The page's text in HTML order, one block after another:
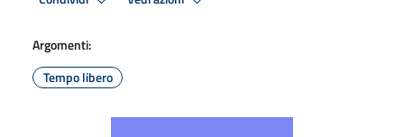
Argomenti:
Tempo libero